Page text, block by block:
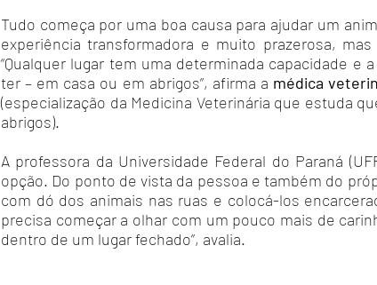
Tudo começa por uma boa causa para ajudar um
experiência transformadora e muito prazerosa,
“Qualquer lugar tem uma determinada capacidade
ter – em casa ou em abrigos”, afirma a médica
(especialização da Medicina Veterinária que estuda
abrigos).
A professora da Universidade Federal do Paraná
opção. Do ponto de vista da pessoa e também do
com dó dos animais nas ruas e colocá-los
precisa começar a olhar com um pouco mais de
dentro de um lugar fechado”, avalia.